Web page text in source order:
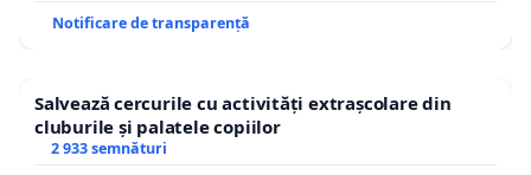
Notificare de transparență
Salvează cercurile cu activități extrașcolare din
cluburile și palatele copiilor
2 933 semnături